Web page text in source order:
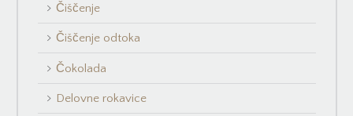
Čiščenje
Čiščenje odtoka
Čokolada
Delovne rokavice